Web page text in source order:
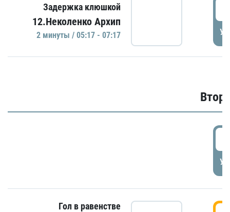
Задержка клюшкой
12.Неколенко Архип
2 минуты / 05:17 - 07:17
Гол в равенстве